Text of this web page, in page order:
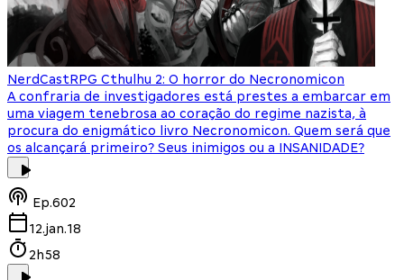
NerdCastRPG Cthulhu 2: O horror do Necronomicon
A confraria de investigadores está prestes a embarcar em
uma viagem tenebrosa ao coração do regime nazista, à
procura do enigmático livro Necronomicon. Quem será que
os alcançará primeiro? Seus inimigos ou a INSANIDADE?
Ep.602
12.jan.18
2h58